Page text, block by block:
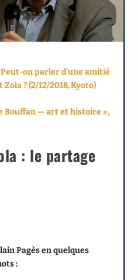
on parler d’une amitié
? (2/12/2018, Kyoto)
Bouffan — art et histoire »,
: le partage
Pagès en quelques
: